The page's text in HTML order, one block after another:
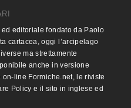
editoriale fondato da Paolo
cartacea, oggi l’arcipelago
ma strettamente
anche in versione
line Formiche.net, le riviste
Policy e il sito in inglese ed